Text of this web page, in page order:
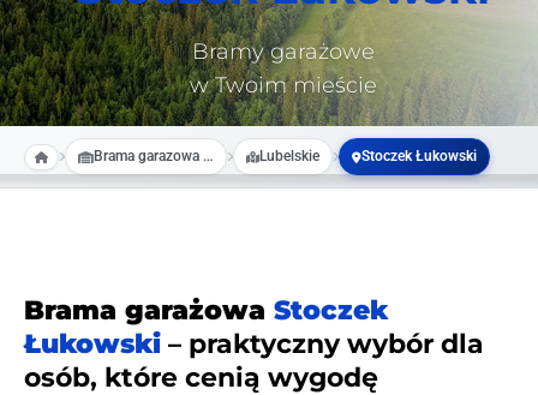
Bramy garażowe
w Twoim mieście
Brama garazowa na wymiar Lubelskie Stoczek Łukowski
Brama garażowa Stoczek
Łukowski – praktyczny wybór dla
osób, które cenią wygodę